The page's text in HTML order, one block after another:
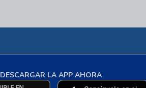
DESCARGAR LA APP AHORA